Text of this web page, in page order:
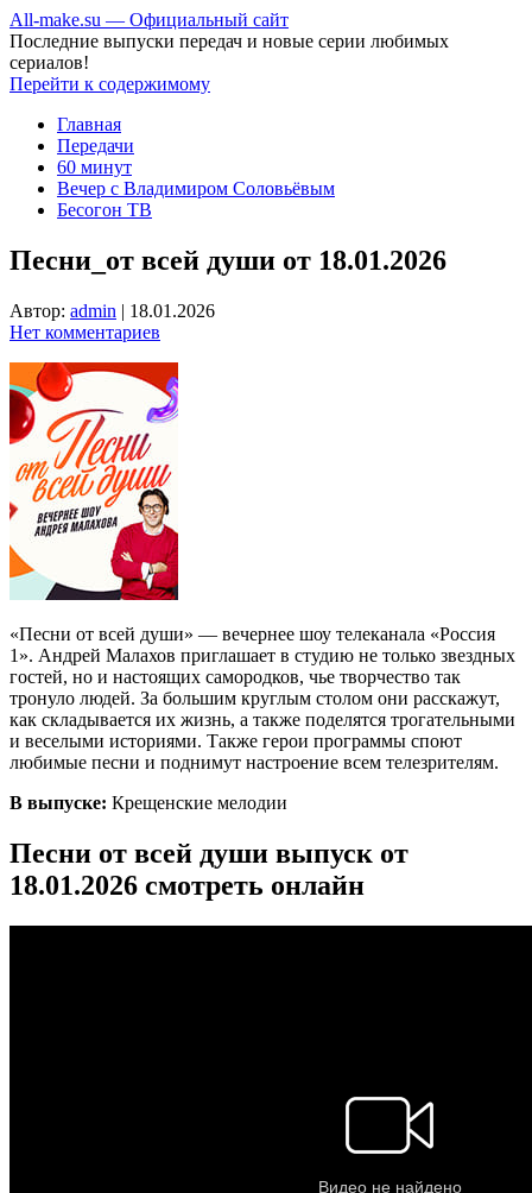
All-make.su — Официальный сайт
Последние выпуски передач и новые серии любимых
сериалов!
Перейти к содержимому
Главная
Передачи
60 минут
Вечер с Владимиром Соловьёвым
Бесогон ТВ
Песни_от всей души от 18.01.2026
Автор: admin | 18.01.2026
Нет комментариев
«Песни от всей души» — вечернее шоу телеканала «Россия
1». Андрей Малахов приглашает в студию не только звездных
гостей, но и настоящих самородков, чье творчество так
тронуло людей. За большим круглым столом они расскажут,
как складывается их жизнь, а также поделятся трогательными
и веселыми историями. Также герои программы споют
любимые песни и поднимут настроение всем телезрителям.
В выпуске: Крещенские мелодии
Песни от всей души выпуск от
18.01.2026 смотреть онлайн